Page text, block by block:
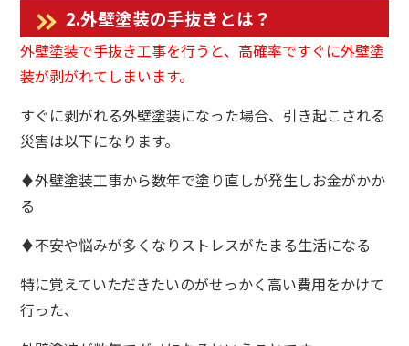
2.外壁塗装の手抜きとは？
外壁塗装で手抜き工事を行うと、高確率ですぐに外壁塗
装が剥がれてしまいます。
すぐに剥がれる外壁塗装になった場合、引き起こされる
災害は以下になります。
♦外壁塗装工事から数年で塗り直しが発生しお金がかか
る
♦不安や悩みが多くなりストレスがたまる生活になる
特に覚えていただきたいのがせっかく高い費用をかけて
行った、